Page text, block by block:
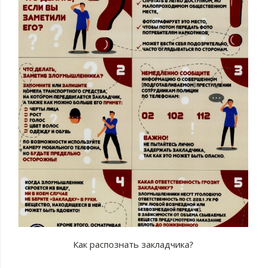
Как распознать закладчика?